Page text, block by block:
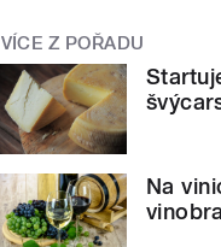
VÍCE Z POŘADU
Na